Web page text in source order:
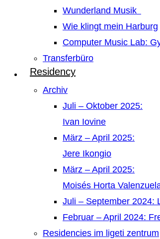
Wunderland Musik
Wie klingt mein Harburg
Computer Music Lab:
Transferbüro
Residency
Archiv
Juli – Oktober 2025:
Ivan Iovine
März – April 2025:
Jere Ikongio
März – April 2025:
Moisés Horta
Juli – September 2024:
Februar – April 2024:
Residencies im ligeti zentrum